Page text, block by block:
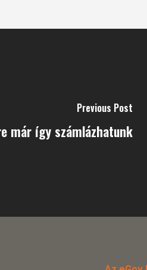
Previous Post
már így számlázhatunk